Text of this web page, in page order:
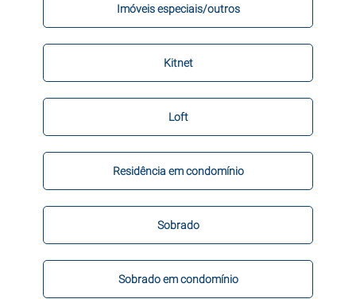
Imóveis especiais/outros
Kitnet
Loft
Residência em condomínio
Sobrado
Sobrado em condomínio